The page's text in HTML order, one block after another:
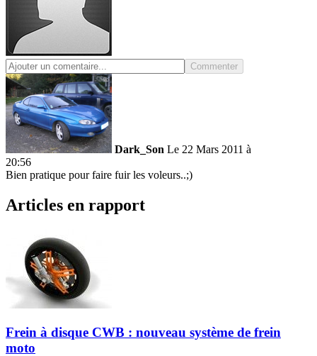
Commenter
Dark_Son Le 22 Mars 2011 à
20:56
Bien pratique pour faire fuir les voleurs..;)
Articles en rapport
Frein à disque CWB : nouveau système de frein
moto